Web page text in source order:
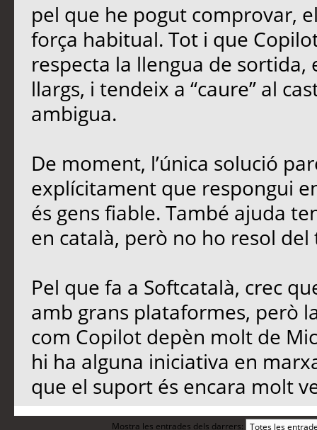
pel que he pogut comprovar,
força habitual. Tot i que
respecta la llengua de
llargs, i tendeix a “caure” al
ambigua.
De moment, l’única solució
explícitament que respongui
és gens fiable. També ajuda
en català, però no ho resol del
Pel que fa a Softcatalà, crec
amb grans plataformes, però
com Copilot depèn molt de
hi ha alguna iniciativa en
que el suport és encara molt
Mostra les entrades dels darrers: